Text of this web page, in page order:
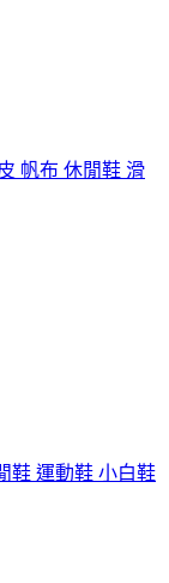
帆布 休閒鞋 滑
鞋 運動鞋 小白鞋